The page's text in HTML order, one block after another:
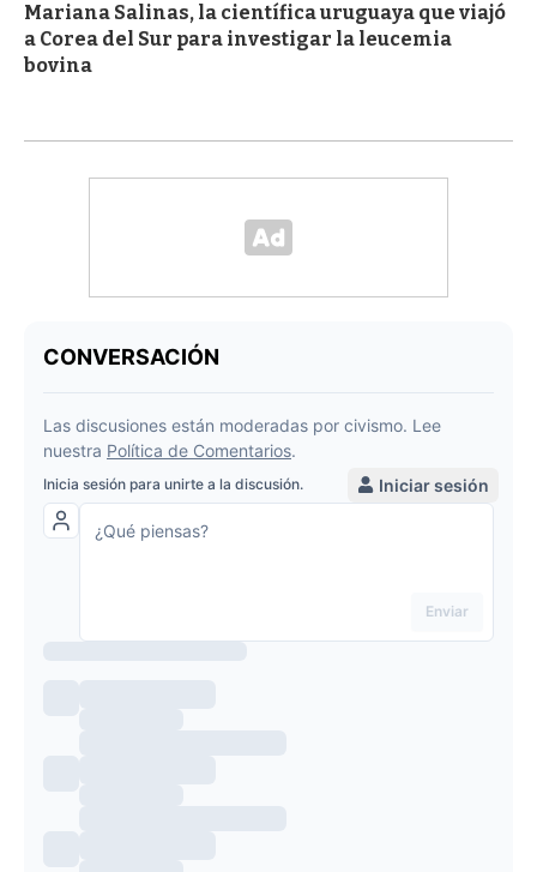
Mariana Salinas, la científica uruguaya que viajó
a Corea del Sur para investigar la leucemia
bovina